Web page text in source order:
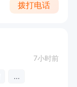
拨打电话
7小时前
...